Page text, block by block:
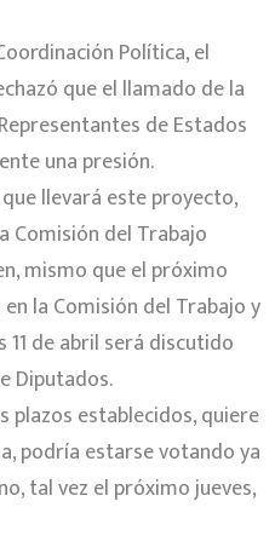
Política, el
que el llamado de la
de Estados
una presión.
llevará este proyecto,
Comisión del Trabajo
mismo que el próximo
la Comisión del Trabajo y
de abril será discutido
Diputados.
establecidos, quiere
podría estarse votando ya
tal vez el próximo jueves,